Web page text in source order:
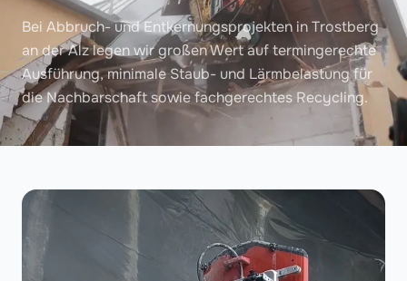
Bei Abbruch- und Entkernungsprojekten in Trostberg
an der Alz legen wir großen Wert auf termingerechte
Ausführung, minimale Staub- und Lärmbelastung für
die Nachbarschaft sowie fachgerechtes Recycling.